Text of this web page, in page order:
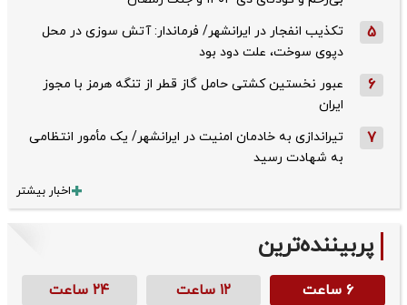
5
تکذیب ‌انفجار در ایرانشهر/ فرماندار: آتش سوزی در محل
دپوی سوخت، علت دود بود
6
عبور نخستین کشتی حامل گاز قطر از تنگه هرمز با مجوز
ایران
7
تیراندازی به خادمان امنیت در ایرانشهر/ یک مأمور انتظامی
به شهادت رسید
اخبار بیشتر
پربیننده‌ترین
۶ ساعت ۱۲ ساعت ۲۴ ساعت